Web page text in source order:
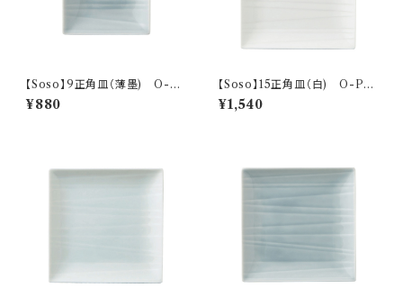
【Soso】9正角皿（薄墨) O-P
31503
¥880
【Soso】15正角皿（白) O-P31
301
¥1,540